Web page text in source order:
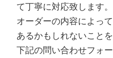
て丁寧に対応致します。
オーダーの内容によっ
あるかもしれないこと
下記の問い合わせフォ